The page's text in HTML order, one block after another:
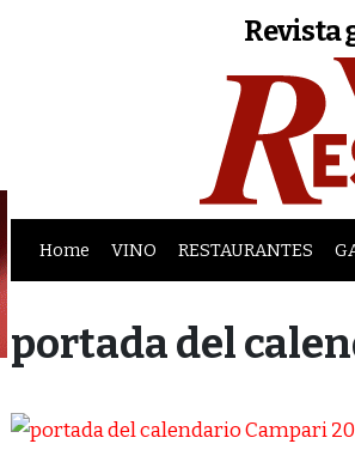
Revista
Home VINO RESTAURANTES
portada del